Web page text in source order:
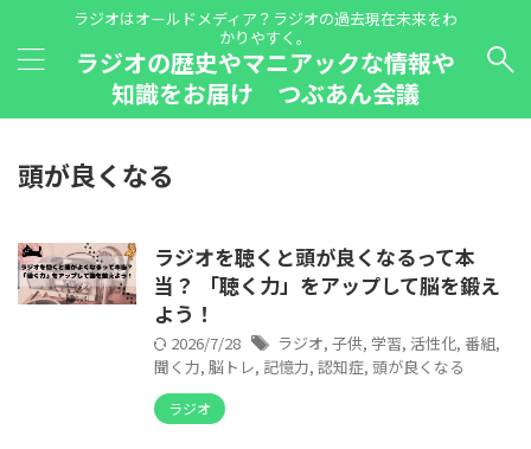
ラジオはオールドメディア？ラジオの過去現在未来をわ
かりやすく。
ラジオの歴史やマニアックな情報や
知識をお届け つぶあん会議
頭が良くなる
ラジオを聴くと頭が良くなるって本
当？ 「聴く力」をアップして脳を鍛え
よう！
2026/7/28 ラジオ, 子供, 学習, 活性化, 番組,
聞く力, 脳トレ, 記憶力, 認知症, 頭が良くなる
ラジオ